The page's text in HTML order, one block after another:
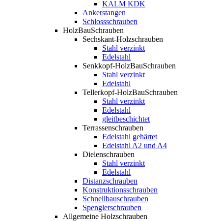
KALM KDK
Ankerstangen
Schlossschrauben
HolzBauSchrauben
Sechskant-Holzschrauben
Stahl verzinkt
Edelstahl
Senkkopf-HolzBauSchrauben
Stahl verzinkt
Edelstahl
Tellerkopf-HolzBauSchrauben
Stahl verzinkt
Edelstahl
gleitbeschichtet
Terrassenschrauben
Edelstahl gehärtet
Edelstahl A2 und A4
Dielenschrauben
Stahl verzinkt
Edelstahl
Distanzschrauben
Konstruktionsschrauben
Schnellbauschrauben
Spenglerschrauben
Allgemeine Holzschrauben